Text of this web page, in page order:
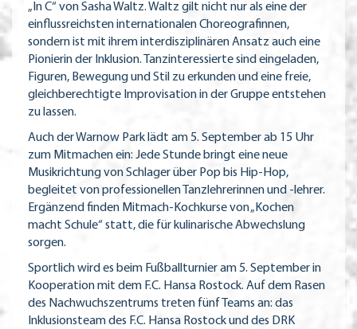
„In C“ von Sasha Waltz. Waltz gilt nicht nur als eine der
einflussreichsten internationalen Choreografinnen,
sondern ist mit ihrem interdisziplinären Ansatz auch eine
Pionierin der Inklusion. Tanzinteressierte sind eingeladen,
Figuren, Bewegung und Stil zu erkunden und eine freie,
gleichberechtigte Improvisation in der Gruppe entstehen
zu lassen.
Auch der Warnow Park lädt am 5. September ab 15 Uhr
zum Mitmachen ein: Jede Stunde bringt eine neue
Musikrichtung von Schlager über Pop bis Hip-Hop,
begleitet von professionellen Tanzlehrerinnen und -lehrer.
Ergänzend finden Mitmach-Kochkurse von „Kochen
macht Schule“ statt, die für kulinarische Abwechslung
sorgen.
Sportlich wird es beim Fußballturnier am 5. September in
Kooperation mit dem F.C. Hansa Rostock. Auf dem Rasen
des Nachwuchszentrums treten fünf Teams an: das
Inklusionsteam des F.C. Hansa Rostock und des DRK